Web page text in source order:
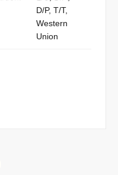
D/P, T/T,
Western
Union